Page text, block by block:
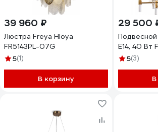
39 960 ₽
Люстра Freya Hloya
FR5143PL-07G
5(1)
В корзину
29 500
Подвесной
E14, 40 Вт
5(3)